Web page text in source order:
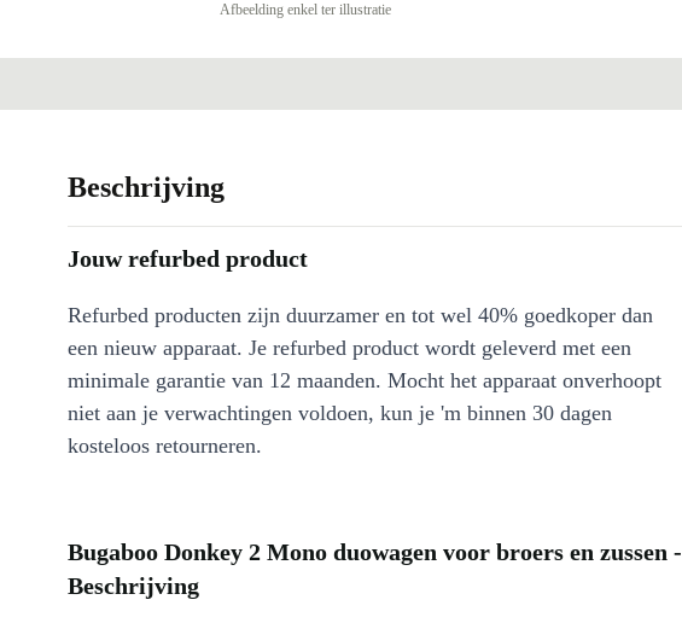
Afbeelding enkel ter illustratie
Beschrijving
Jouw refurbed product
Refurbed producten zijn duurzamer en tot wel 40% goedkoper dan
een nieuw apparaat. Je refurbed product wordt geleverd met een
minimale garantie van 12 maanden. Mocht het apparaat onverhoopt
niet aan je verwachtingen voldoen, kun je 'm binnen 30 dagen
kosteloos retourneren.
Bugaboo Donkey 2 Mono duowagen voor broers en zussen -
Beschrijving